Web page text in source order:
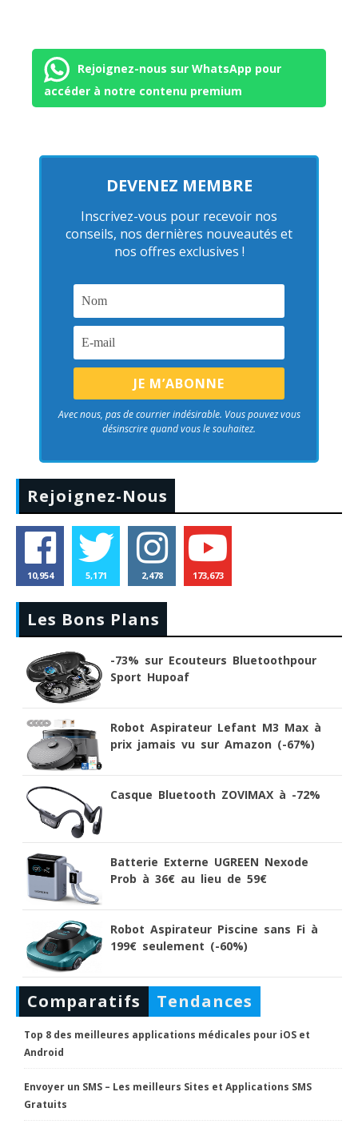
Rejoignez-nous sur WhatsApp pour
accéder à notre contenu premium
DEVENEZ MEMBRE
Inscrivez-vous pour recevoir nos
conseils, nos dernières nouveautés et
nos offres exclusives !
Avec nous, pas de courrier indésirable. Vous pouvez vous
désinscrire quand vous le souhaitez.
Rejoignez-Nous
10,954 5,171 2,478 173,673
Les Bons Plans
-73% sur Ecouteurs Bluetoothpour
Sport Hupoaf
Robot Aspirateur Lefant M3 Max à
prix jamais vu sur Amazon (-67%)
Casque Bluetooth ZOVIMAX à -72%
Batterie Externe UGREEN Nexode
Prob à 36€ au lieu de 59€
Robot Aspirateur Piscine sans Fi à
199€ seulement (-60%)
Comparatifs Tendances
Top 8 des meilleures applications médicales pour iOS et
Android
Envoyer un SMS – Les meilleurs Sites et Applications SMS
Gratuits